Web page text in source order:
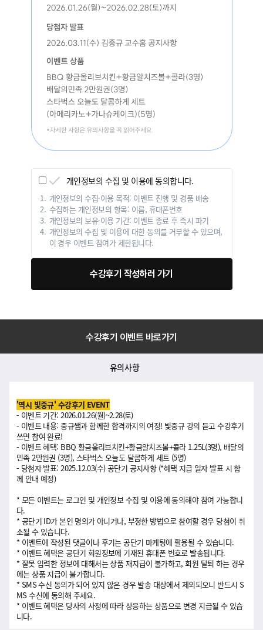
개인정보의 수집 및 이용에 동의합니다.
개인정보의 수집·이용 목적: 이벤트 진행 및 경품 배송
수집하는 개인정보의 항목: 이름, 휴대폰번호
개인정보의 보유·이용 기간: 이벤트 종료 후 즉시 파기
개인정보의 수집 및 이용에 대한 동의를 거부할 수 있으며,
이 경우 이벤트 참여가 제한됩니다.
수강후기 작성하러 가기
수강후기 이벤트 바로가기
유의사항
'역시 빛중규' 수강후기 EVENT
- 이벤트 기간: 2026.01.26(월)~2.28(토)
- 이벤트 내용: 중규쌤과 함께한 합격까지의 여정! 빛중규 강의 듣고 수강후기
쓰면 참여 완료!
- 이벤트 혜택: BBQ 황금올리브치킨+황금알치즈볼+콜라 1.25L(3명), 배달의
민족 2만원권 (3명), 스타벅스 오늘도 달콤하게 세트 (5명)
- 당첨자 발표: 2025.12.03(수) 공단기 공지사항 (*혜택 지급 일자 발표 시 함
께 안내 예정)
* 모든 이벤트는 로그인 및 개인정보 수집 및 이용에 동의해야 참여 가능합니
다.
* 공단기 ID가 본인 명의가 아니거나, 부정한 방법으로 참여할 경우 당첨이 취
소될 수 있습니다.
* 이벤트에 작성된 댓글이나 후기는 공단기 마케팅에 활용될 수 있습니다.
* 이벤트 혜택은 공단기 회원정보에 기재된 휴대폰 번호로 발송됩니다.
* 잘못 입력한 정보에 대해서는 상품 재지급이 불가하고, 회원 탈퇴 하는 경우
에는 상품 지급이 불가합니다.
* SMS 수신 동의가 되어 있지 않은 경우 발송 대상에서 제외되오니 반드시 S
MS 수신에 동의해 주세요.
* 이벤트 혜택은 당사의 사정에 따라 상응하는 상품으로 변경 지급될 수 있습
니다.